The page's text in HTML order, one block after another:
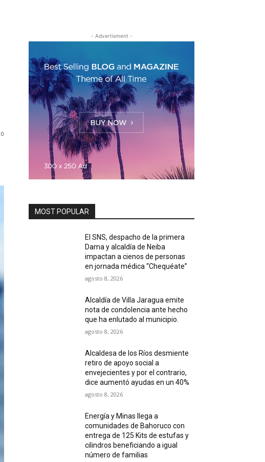
0
- Advertisment -
MOST POPULAR
El SNS, despacho de la primera
Dama y alcaldía de Neiba
impactan a cienos de personas
en jornada médica “Chequéate”
agosto 8, 2026
Alcaldía de Villa Jaragua emite
nota de condolencia ante hecho
que ha enlutado al municipio.
agosto 8, 2026
Alcaldesa de los Ríos desmiente
retiro de apoyo social a
envejecientes y por el contrario,
dice aumentó ayudas en un 40%
agosto 8, 2026
Energía y Minas llega a
comunidades de Bahoruco con
entrega de 125 Kits de estufas y
cilindros beneficiando a igual
número de familias